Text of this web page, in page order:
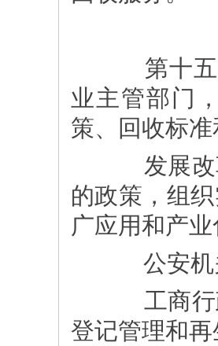
第十五
业主管部门
策、回收标
发展改
的政策，组
广应用和产
公安机
工商行
登记管理和